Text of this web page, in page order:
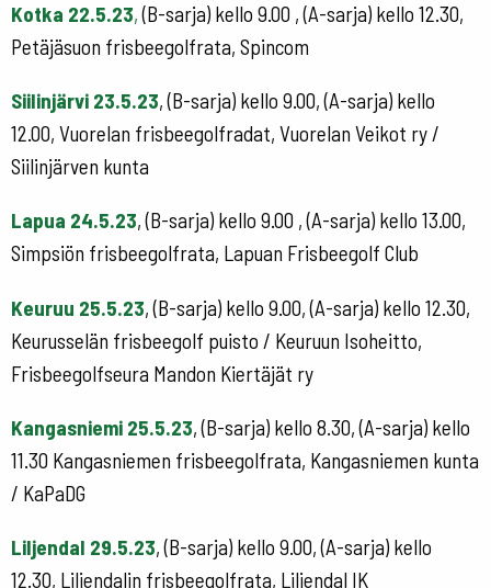
Kotka 22.5.23,(B-sarja) kello 9.00 , (A-sarja) kello 12.30,
Petäjäsuon frisbeegolfrata, Spincom
Siilinjärvi 23.5.23, (B-sarja) kello 9.00, (A-sarja) kello
12.00, Vuorelan frisbeegolfradat, Vuorelan Veikot ry /
Siilinjärven kunta
Lapua 24.5.23, (B-sarja) kello 9.00 , (A-sarja) kello 13.00,
Simpsiön frisbeegolfrata, Lapuan Frisbeegolf Club
Keuruu 25.5.23, (B-sarja) kello 9.00, (A-sarja) kello 12.30,
Keurusselän frisbeegolf puisto / Keuruun Isoheitto,
Frisbeegolfseura Mandon Kiertäjät ry
Kangasniemi 25.5.23, (B-sarja) kello 8.30, (A-sarja) kello
11.30 Kangasniemen frisbeegolfrata, Kangasniemen kunta
/ KaPaDG
Liljendal 29.5.23, (B-sarja) kello 9.00, (A-sarja) kello
12.30, Liljendalin frisbeegolfrata, Liljendal IK